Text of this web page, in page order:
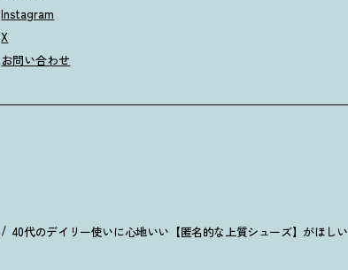
Instagram
X
お問い合わせ
40代のデイリー使いに心地いい【匿名的な上質シューズ】がほしい